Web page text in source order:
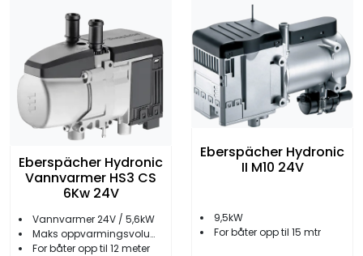
Eberspächer Hydronic
Vannvarmer HS3 CS
6Kw 24V
Vannvarmer 24V / 5,6kW
Maks oppvarmingsvolum 40 m³
For båter opp til 12 meter
Eberspächer Hydronic
II M10 24V
9,5kW
For båter opp til 15 mtr